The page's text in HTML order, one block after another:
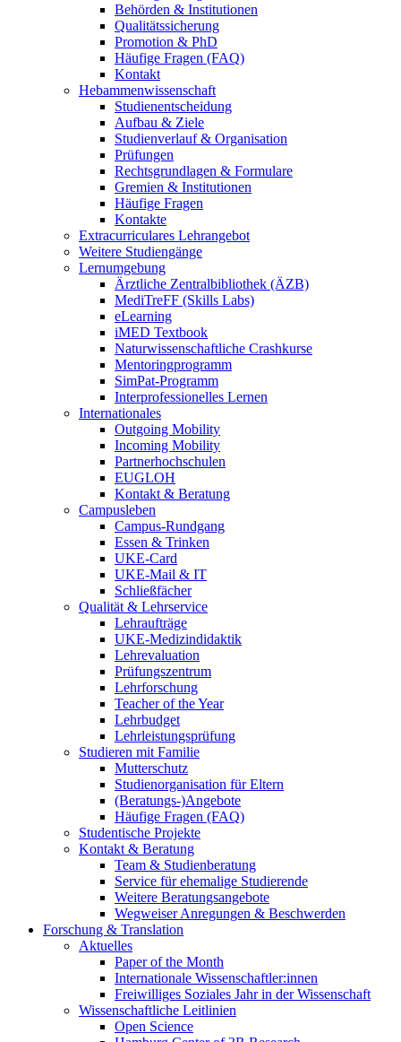
Behörden & Institutionen
Qualitätssicherung
Promotion & PhD
Häufige Fragen (FAQ)
Kontakt
Hebammenwissenschaft
Studienentscheidung
Aufbau & Ziele
Studienverlauf & Organisation
Prüfungen
Rechtsgrundlagen & Formulare
Gremien & Institutionen
Häufige Fragen
Kontakte
Extracurriculares Lehrangebot
Weitere Studiengänge
Lernumgebung
Ärztliche Zentralbibliothek (ÄZB)
MediTreFF (Skills Labs)
eLearning
iMED Textbook
Naturwissenschaftliche Crashkurse
Mentoringprogramm
SimPat-Programm
Interprofessionelles Lernen
Internationales
Outgoing Mobility
Incoming Mobility
Partnerhochschulen
EUGLOH
Kontakt & Beratung
Campusleben
Campus-Rundgang
Essen & Trinken
UKE-Card
UKE-Mail & IT
Schließfächer
Qualität & Lehrservice
Lehraufträge
UKE-Medizindidaktik
Lehrevaluation
Prüfungszentrum
Lehrforschung
Teacher of the Year
Lehrbudget
Lehrleistungsprüfung
Studieren mit Familie
Mutterschutz
Studienorganisation für Eltern
(Beratungs-)Angebote
Häufige Fragen (FAQ)
Studentische Projekte
Kontakt & Beratung
Team & Studienberatung
Service für ehemalige Studierende
Weitere Beratungsangebote
Wegweiser Anregungen & Beschwerden
Forschung & Translation
Aktuelles
Paper of the Month
Internationale Wissenschaftler:innen
Freiwilliges Soziales Jahr in der Wissenschaft
Wissenschaftliche Leitlinien
Open Science